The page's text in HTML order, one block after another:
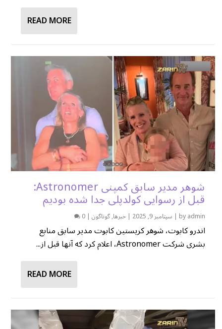
READ MORE
شوهر مدیر سابق کمپنی Astronomer:
قبل از رسوایی کولدپلی جدا شده بودیم
byadmin
| سپتامبر 9, 2025 |خبرها,گوناگون |
0
اندرو کابوت، شوهر کریستین کابوت مدیر سابق منابع
بشری شرکت Astronomer، اعلام کرد که آنها قبل از...
READ MORE